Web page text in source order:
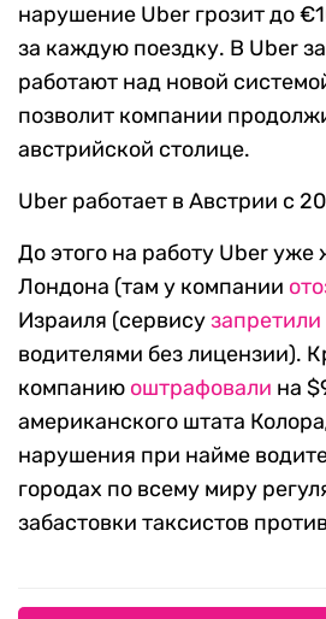
нарушение Uber грозит до
за каждую поездку. В Uber
работают над новой
позволит компании
австрийской столице.
Uber работает в Австрии с
До этого на работу Uber уже
Лондона (там у компании
Израиля (сервисузапретили
водителями без лицензии).
компанию оштрафовали на
американского штата
нарушения при найме
городах по всему миру
забастовки таксистов